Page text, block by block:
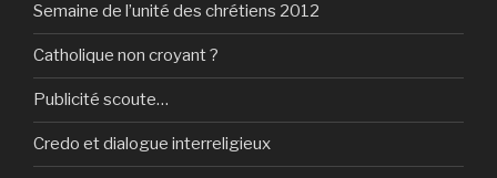
Semaine de l’unité des chrétiens 2012
Catholique non croyant ?
Publicité scoute…
Credo et dialogue interreligieux